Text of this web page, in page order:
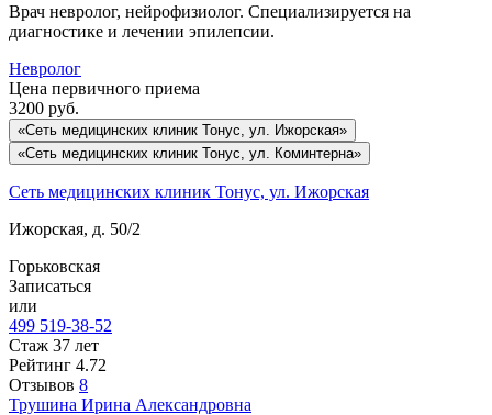
Врач невролог, нейрофизиолог. Специализируется на
диагностике и лечении эпилепсии.
Невролог
Цена первичного приема
3200 руб.
«Сеть медицинских клиник Тонус, ул. Ижорская»
«Сеть медицинских клиник Тонус, ул. Коминтерна»
Сеть медицинских клиник Тонус, ул. Ижорская
Ижорская, д. 50/2
Горьковская
Записаться
или
499 519-38-52
Стаж 37 лет
Рейтинг 4.72
Отзывов 8
Трушина Ирина Александровна